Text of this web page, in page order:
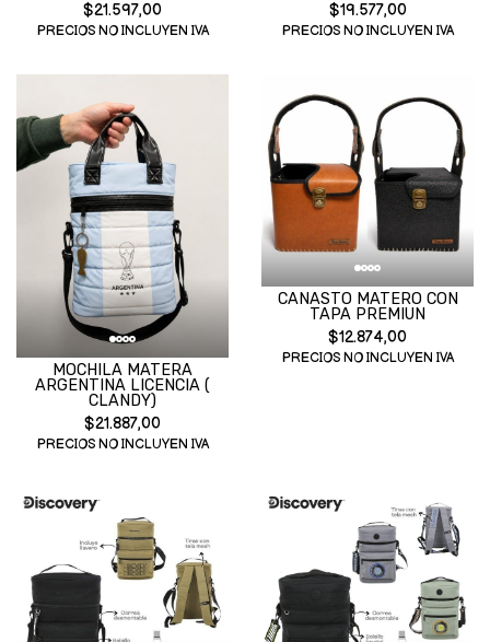
$21.597,00
PRECIOS NO INCLUYEN IVA
$19.577,00
PRECIOS NO INCLUYEN IVA
MOCHILA MATERA
ARGENTINA LICENCIA (
CLANDY)
$21.887,00
PRECIOS NO INCLUYEN IVA
CANASTO MATERO CON
TAPA PREMIUN
$12.874,00
PRECIOS NO INCLUYEN IVA